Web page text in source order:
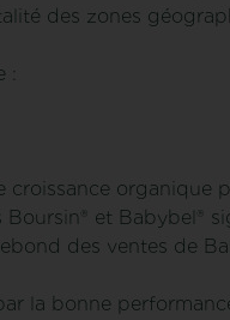
des zones
:
croissance
et Babybel®
des ventes de
la bonne